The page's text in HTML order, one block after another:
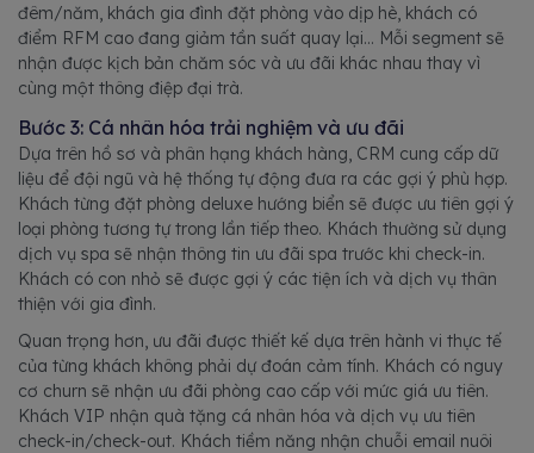
đêm/năm, khách gia đình đặt phòng vào dịp hè, khách có
điểm RFM cao đang giảm tần suất quay lại... Mỗi segment sẽ
nhận được kịch bản chăm sóc và ưu đãi khác nhau thay vì
cùng một thông điệp đại trà.
Bước 3: Cá nhân hóa trải nghiệm và ưu đãi
Dựa trên hồ sơ và phân hạng khách hàng, CRM cung cấp dữ
liệu để đội ngũ và hệ thống tự động đưa ra các gợi ý phù hợp.
Khách từng đặt phòng deluxe hướng biển sẽ được ưu tiên gợi ý
loại phòng tương tự trong lần tiếp theo. Khách thường sử dụng
dịch vụ spa sẽ nhận thông tin ưu đãi spa trước khi check-in.
Khách có con nhỏ sẽ được gợi ý các tiện ích và dịch vụ thân
thiện với gia đình.
Quan trọng hơn, ưu đãi được thiết kế dựa trên hành vi thực tế
của từng khách không phải dự đoán cảm tính. Khách có nguy
cơ churn sẽ nhận ưu đãi phòng cao cấp với mức giá ưu tiên.
Khách VIP nhận quà tặng cá nhân hóa và dịch vụ ưu tiên
check-in/check-out. Khách tiềm năng nhận chuỗi email nuôi